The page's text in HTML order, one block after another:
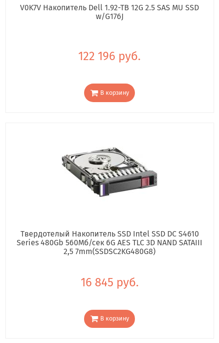
V0K7V Накопитель Dell 1.92-TB 12G 2.5 SAS MU SSD
w/G176J
122 196 руб.
В корзину
Твердотелый Накопитель SSD Intel SSD DC S4610
Series 480Gb 560Мб/сек 6G AES TLC 3D NAND SATAIII
2,5 7mm(SSDSC2KG480G8)
16 845 руб.
В корзину